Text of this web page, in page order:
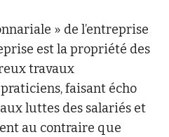
» de l’entreprise
est la propriété des
travaux
faisant écho
luttes des salariés et
au contraire que